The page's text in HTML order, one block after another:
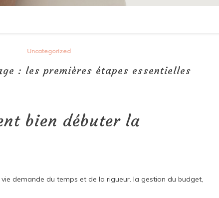
Uncategorized
: les premières étapes essentielles
bien débuter la
demande du temps et de la rigueur. la gestion du budget,